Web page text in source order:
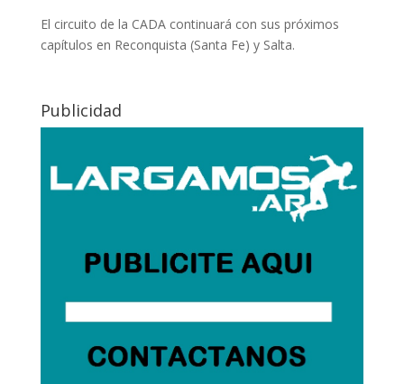
El circuito de la CADA continuará con sus próximos
capítulos en Reconquista (Santa Fe) y Salta.
Publicidad